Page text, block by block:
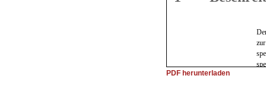
PDF herunterladen